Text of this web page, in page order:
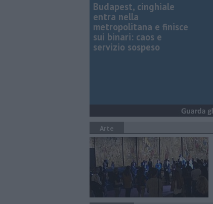
Budapest, cinghiale
entra nella
metropolitana e finisce
sui binari: caos e
servizio sospeso
Arte